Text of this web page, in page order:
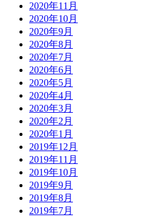
2020年11月
2020年10月
2020年9月
2020年8月
2020年7月
2020年6月
2020年5月
2020年4月
2020年3月
2020年2月
2020年1月
2019年12月
2019年11月
2019年10月
2019年9月
2019年8月
2019年7月